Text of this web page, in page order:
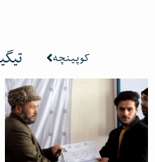
کوپینچه